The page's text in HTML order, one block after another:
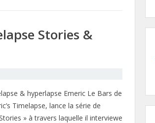
Stories &
& hyperlapse Emeric Le Bars de
Timelapse, lance la série de
» à travers laquelle il interviewe